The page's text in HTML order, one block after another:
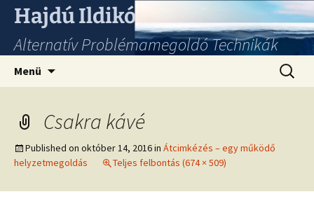
Hajdú Ildikó
Alternatív Problémamegoldó Technikák
Menü
Csakra kávé
Published on október 14, 2016in Átcimkézés – egy működő
helyzetmegoldás
Teljes felbontás (674 × 509)